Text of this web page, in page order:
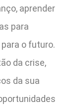
aprender
para
o futuro.
da crise,
da sua